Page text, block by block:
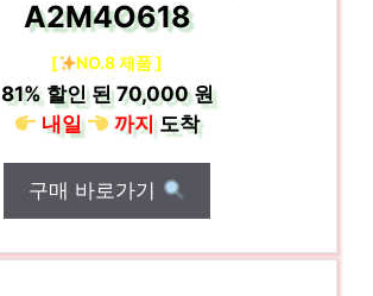
A2M4O618
[ NO.8 제품 ]
81%할인 된70,000 원
내일
까지도착
구매 바로가기